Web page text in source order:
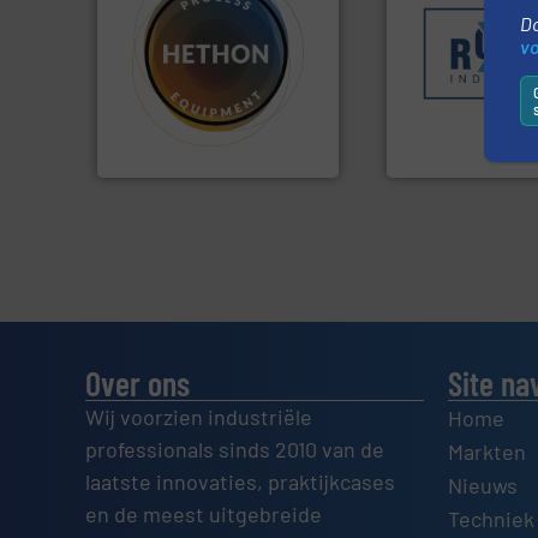
Hethon Nederland BV
HETHON is wereldwijd
specialist in poeder- en
vloeistofdosering, met
name bij lastig te verwerken
materialen.Meer info ➜
Robbe Industries nv
Sinds 1845 is
gespecialiseerd in
verpakking- en
klanten in
sectoren hebben
Over ons
Wij voorzien industriële
professionals sinds 2010 van de
laatste innovaties, praktijkcases
en de meest uitgebreide
Site
Home
Markten
Nieuws